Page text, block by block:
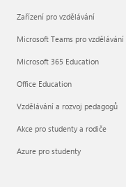
Zařízení pro vzdělávání
Microsoft Teams pro vzdělávání
Microsoft 365 Education
Office Education
Vzdělávání a rozvoj pedagogů
Akce pro studenty a rodiče
Azure pro studenty